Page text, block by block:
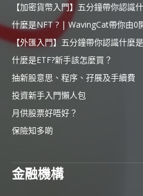
【加密貨幣入門】五分鐘帶你認
什麼是NFT ? | WavingCat帶你由0
【外匯入門】五分鐘帶你認識什麼
什麼是ETF?新手該怎麼買？
抽新股意思、程序、孖展及手續費
投資新手入門懶人包
月供股票好唔好？
保險知多啲
金融機構